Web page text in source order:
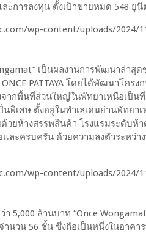
ะการลงทุน ตั้งเป้าขายหมด 548 ยู
เป็นผลงานการพัฒนาล่าสุ
ONCE PATTAYA โดยได้พัฒนาโค
จากพื้นที่ส่วนใหญ่ในพัทยาเหนือเป็น
นพิเศษ ตั้งอยู่ในทำเลเด่นย่านพัทยา
วยห้างสรรพสินค้า โรงแรมระดับห้
ละครบครัน ด้วยความลงตัวระหว่า
า 5,000 ล้านบาท “Once
ำนวน 56 ชั้น ซึ่งถือเป็นหนึ่งในอาค